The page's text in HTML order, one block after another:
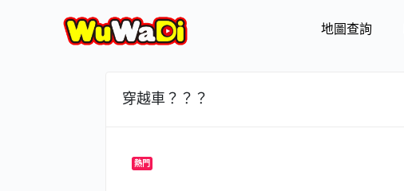
地圖查詢
穿越車？？？
熱門